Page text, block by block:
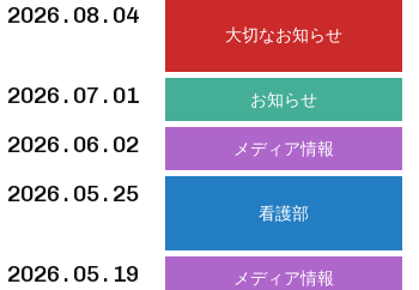
2026.08.04
大切なお知らせ
2026.07.01 お知らせ
2026.06.02 メディア情報
2026.05.25
看護部
2026.05.19 メディア情報